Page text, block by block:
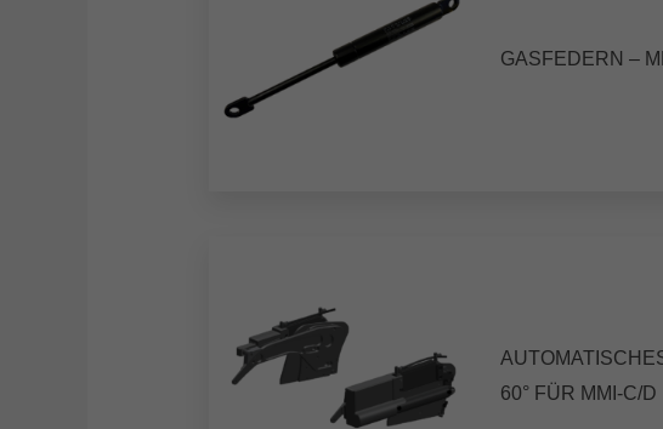
GASFEDERN –
60° FÜR MMI-C/D